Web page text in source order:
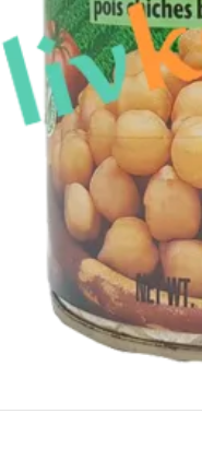
to enlarge